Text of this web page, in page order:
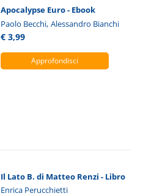
Apocalypse Euro - Ebook
Paolo Becchi, Alessandro Bianchi
€ 3,99
Approfondisci
Il Lato B. di Matteo Renzi - Libro
Enrica Perucchietti